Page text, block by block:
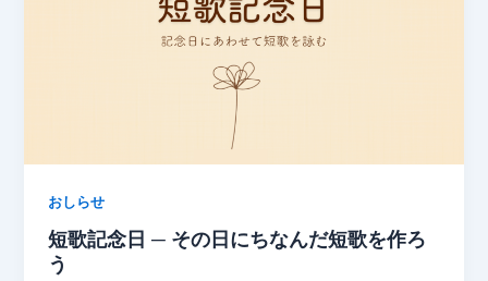
おしらせ
短歌記念日 ─ その日にちなんだ短歌を作ろ
う